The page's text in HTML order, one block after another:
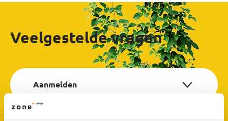
Veelgestelde vragen
Aanmelden